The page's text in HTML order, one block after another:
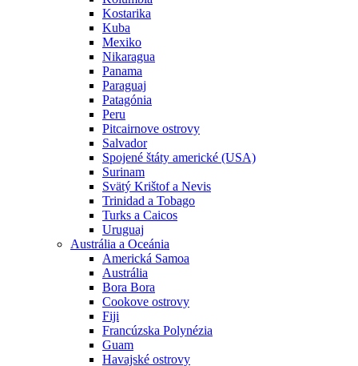
Kostarika
Kuba
Mexiko
Nikaragua
Panama
Paraguaj
Patagónia
Peru
Pitcairnove ostrovy
Salvador
Spojené štáty americké (USA)
Surinam
Svätý Krištof a Nevis
Trinidad a Tobago
Turks a Caicos
Uruguaj
Austrália a Oceánia
Americká Samoa
Austrália
Bora Bora
Cookove ostrovy
Fiji
Francúzska Polynézia
Guam
Havajské ostrovy